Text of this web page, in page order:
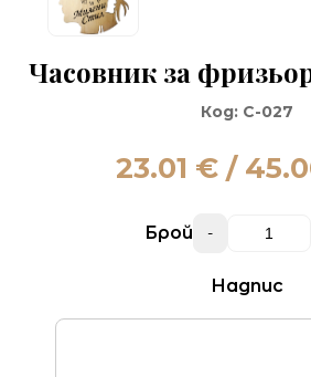
Часовник за
Код: C-027
23.01 € /
Брой -
Надпис